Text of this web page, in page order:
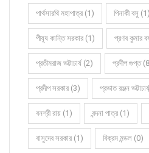
পার্থসারথি মহাপাত্র (1) পিনাকী বসু (1)
পীযূষ কান্তি সরকার (1) প্রণব কুমার
প্রতীমরাজ ভট্টাচার্য (2) প্রদীপ গুপ্ত
প্রদীপ সরকার (3) প্রভাত রঞ্জন
বনশ্রী রায় (1) বন্দনা পাত্র (1)
বাসুদেব সরকার (1) বিক্রম মন্ডল (0)